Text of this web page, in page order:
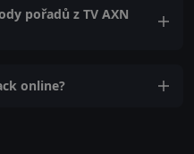
pořadů z TV AXN
online?